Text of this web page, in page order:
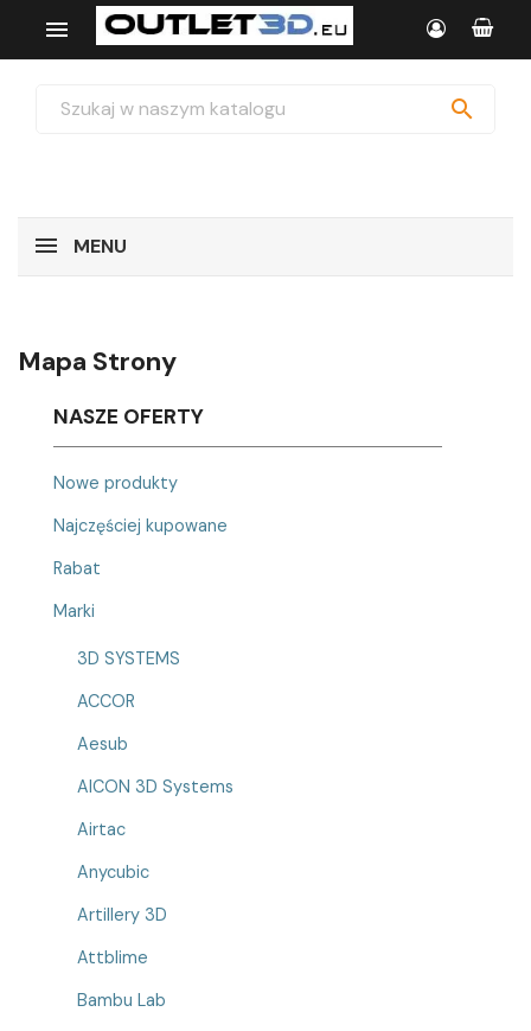


MENU
Mapa Strony
NASZE OFERTY
Nowe produkty
Najczęściej kupowane
Rabat
Marki
3D SYSTEMS
ACCOR
Aesub
AICON 3D Systems
Airtac
Anycubic
Artillery 3D
Attblime
Bambu Lab